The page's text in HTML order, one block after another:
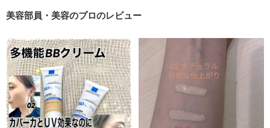
美容部員・美容のプロのレビュー